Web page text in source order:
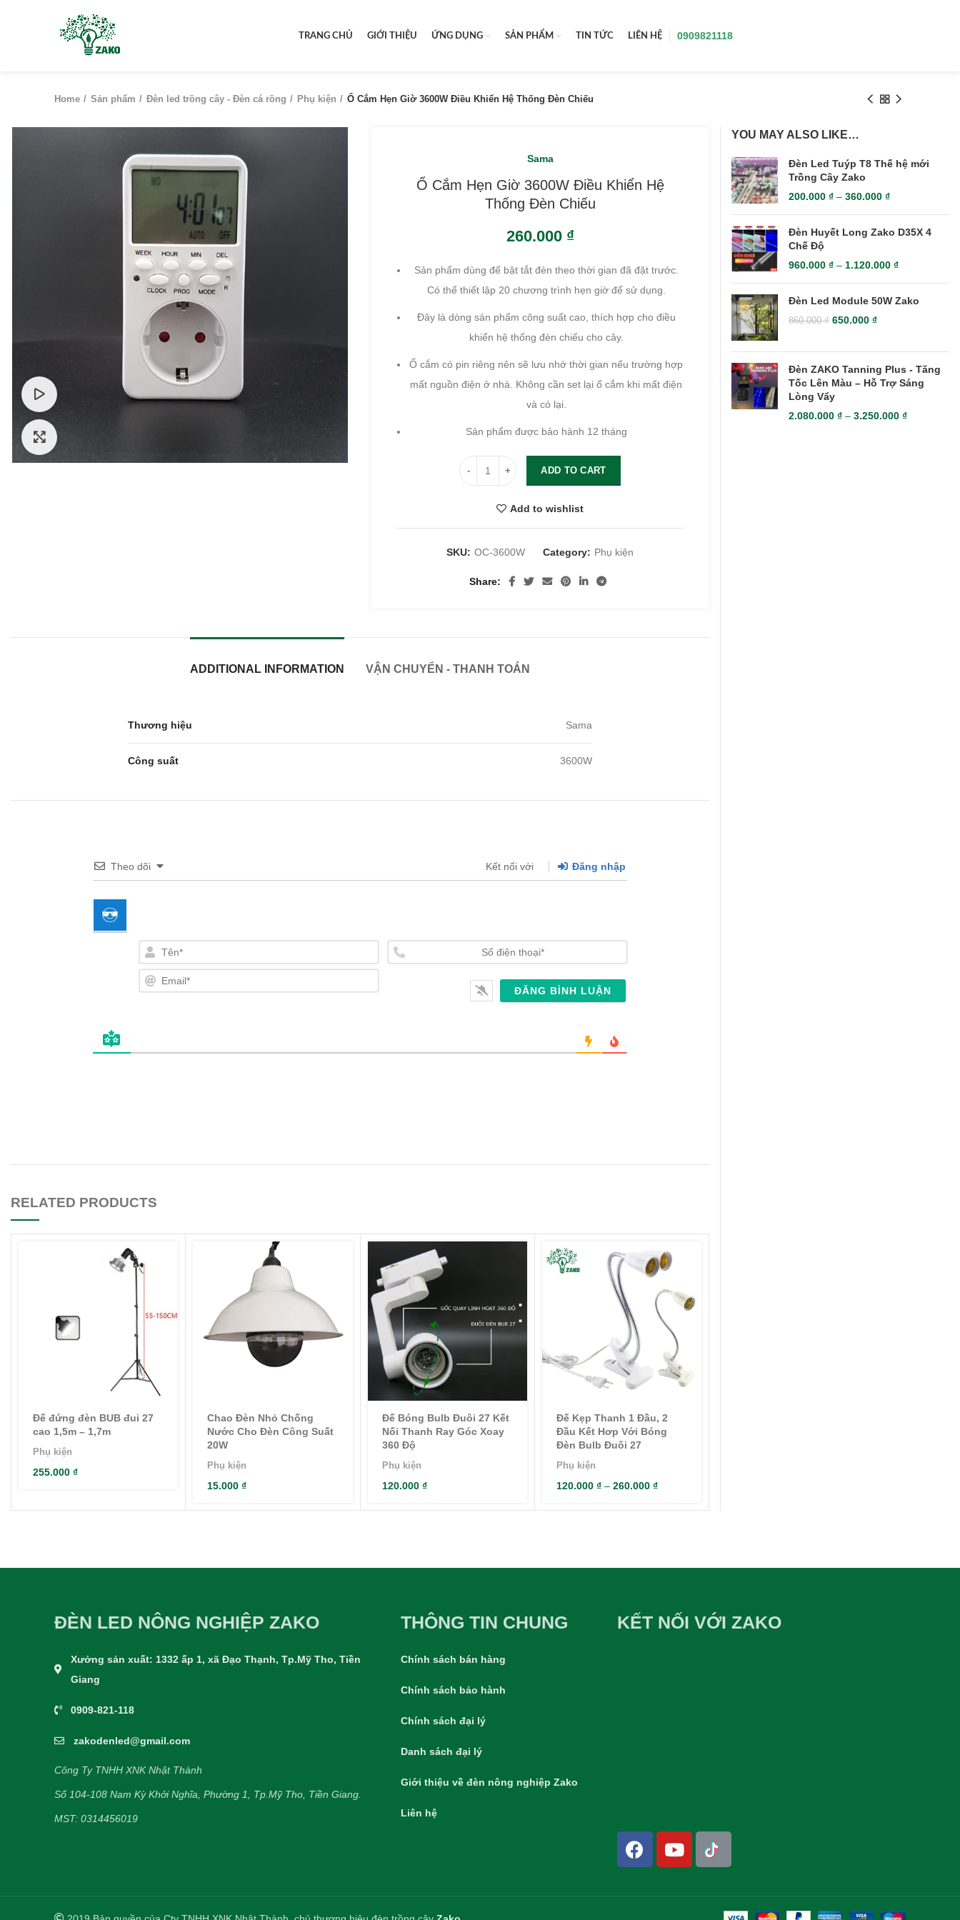
TRANG CHỦ GIỚI THIỆU ỨNG DỤNG SẢN PHẨM TIN TỨC LIÊN HỆ 0909821118
Home Sản phẩm Đèn led trồng cây - Đèn cá rồng Phụ kiện Ổ Cắm Hẹn Giờ 3600W Điều Khiển Hệ Thống Đèn Chiếu
Sama
Ổ Cắm Hẹn Giờ 3600W Điều Khiển Hệ
Thống Đèn Chiếu
260.000 ₫
Sản phẩm dùng để bật tắt đèn theo thời gian đã đặt trước.
Có thể thiết lập 20 chương trình hẹn giờ để sử dụng.
Đây là dòng sản phẩm công suất cao, thích hợp cho điều
khiển hệ thống đèn chiếu cho cây.
Ổ cắm có pin riêng nên sẽ lưu nhớ thời gian nếu trường hợp
mất nguồn điện ở nhà. Không cần set lại ổ cắm khi mất điện
và có lại.
Sản phẩm được bảo hành 12 tháng
ADD TO CART
Add to wishlist
SKU: OC-3600W Category: Phụ kiện
Share
ADDITIONAL INFORMATION VẬN CHUYỂN - THANH TOÁN
Thương hiệu Sama
Công suất 3600W
Theo dõi Kết nối với Đăng nhập
Tên*
RELATED PRODUCTS
Đế đứng đèn BUB đui 27
cao 1,5m – 1,7m
Phụ kiện
255.000 ₫
Chao Đèn Nhỏ Chống
Nước Cho Đèn Công Suất
20W
Phụ kiện
15.000₫
Đế Bóng Bulb Đuôi 27 Kết
Nối Thanh Ray Góc Xoay
360 Độ
Phụ kiện
120.000 ₫
Đế Kẹp Thanh 1 Đầu, 2
Đầu Kết Hơp Với Bóng
Đèn Bulb Đuôi 27
Phụ kiện
120.000 ₫– 260.000 ₫
YOU MAY ALSO LIKE…
Đèn Led Tuýp T8 Thế hệ mới
Trồng Cây Zako
200.000 ₫ – 360.000 ₫
Đèn Huyết Long Zako D35X 4
Chế Độ
960.000 ₫ – 1.120.000 ₫
Đèn Led Module 50W Zako
860.000₫ 650.000 ₫
Đèn ZAKO Tanning Plus - Tăng
Tốc Lên Màu – Hỗ Trợ Sáng
Lòng Vẩy
2.080.000 ₫ – 3.250.000 ₫
ĐÈN LED NÔNG NGHIỆP ZAKO
Xưởng sản xuất: 1332 ấp 1, xã Đạo Thạnh, Tp.Mỹ Tho, Tiền
Giang
0909-821-118
zakodenled@gmail.com
Công Ty TNHH XNK Nhật Thành
Số 104-108 Nam Kỳ Khởi Nghĩa, Phường 1, Tp.Mỹ Tho, Tiền Giang.
MST: 0314456019
THÔNG TIN CHUNG
Chính sách bán hàng
Chính sách bảo hành
Chính sách đại lý
Danh sách đại lý
Giới thiệu về đèn nông nghiệp Zako
Liên hệ
KẾT NỐI VỚI ZAKO